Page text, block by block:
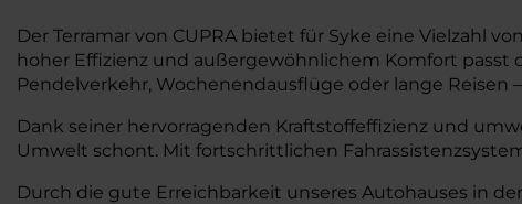
Der Terramar von CUPRA bietet für Syke eine Vielzahl
hoher Effizienz und außergewöhnlichem Komfort passt
Pendelverkehr, Wochenendausflüge oder lange
Dank seiner hervorragenden Kraftstoffeffizienz und
Umwelt schont. Mit fortschrittlichen
Durch die gute Erreichbarkeit unseres Autohauses in